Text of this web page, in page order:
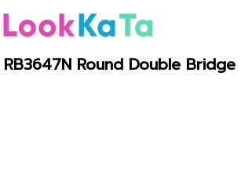
RB3647N Round Double Bridge